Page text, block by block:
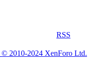
RSS
© 2010-2024 XenForo Ltd.